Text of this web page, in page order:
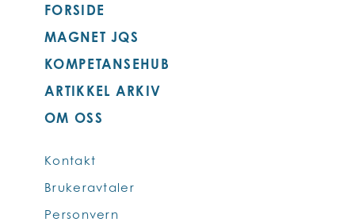
FORSIDE
MAGNET JQS
KOMPETANSEHUB
ARTIKKEL ARKIV
OM OSS
Kontakt
Brukeravtaler
Personvern